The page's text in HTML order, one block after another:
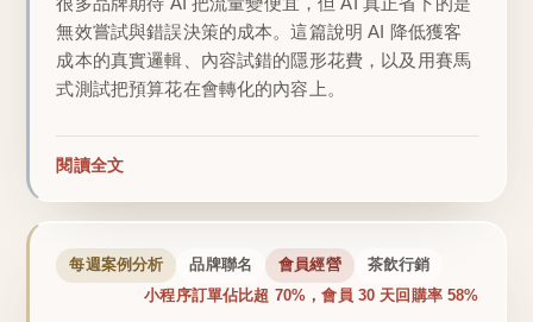
無效嘗試與錯誤決策的成本。這篇說明 AI 降低獲客
成本的真實邏輯、內容試錯的隱形花費，以及用賽馬
式測試把預算花在會轉化的內容上。
閱讀全文
每週案例分析 品牌聯名 會員經營 茶飲行銷
小程序訂單佔比超 70%，會員 30 天回購率 58%